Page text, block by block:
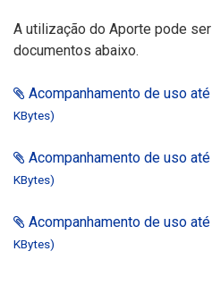
A utilização do Aporte pode
documentos abaixo.
Acompanhamento de uso
KBytes)
Acompanhamento de uso
KBytes)
Acompanhamento de uso
KBytes)